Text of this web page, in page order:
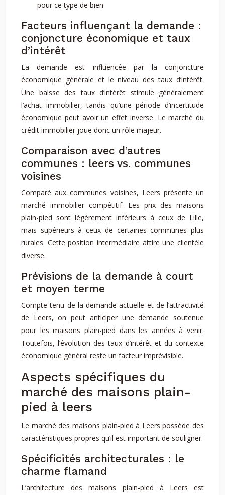
pour ce type de bien
Facteurs influençant la demande :
conjoncture économique et taux
d’intérêt
La demande est influencée par la conjoncture
économique générale et le niveau des taux d’intérêt.
Une baisse des taux d’intérêt stimule généralement
l’achat immobilier, tandis qu’une période d’incertitude
économique peut avoir un effet inverse. Le marché du
crédit immobilier joue donc un rôle majeur.
Comparaison avec d’autres
communes : leers vs. communes
voisines
Comparé aux communes voisines, Leers présente un
marché immobilier compétitif. Les prix des maisons
plain-pied sont légèrement inférieurs à ceux de Lille,
mais supérieurs à ceux de certaines communes plus
rurales. Cette position intermédiaire attire une clientèle
diverse.
Prévisions de la demande à court
et moyen terme
Compte tenu de la demande actuelle et de l’attractivité
de Leers, on peut anticiper une demande soutenue
pour les maisons plain-pied dans les années à venir.
Toutefois, l’évolution des taux d’intérêt et du contexte
économique général reste un facteur imprévisible.
Aspects spécifiques du
marché des maisons plain-
pied à leers
Le marché des maisons plain-pied à Leers possède des
caractéristiques propres qu’il est important de souligner.
Spécificités architecturales : le
charme flamand
L’architecture des maisons plain-pied à Leers est